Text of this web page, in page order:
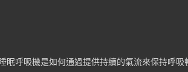
呼吸機是如何通過提供持續的氣流來保持呼吸